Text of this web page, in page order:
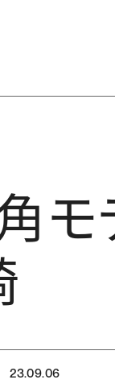
角
23.09.06